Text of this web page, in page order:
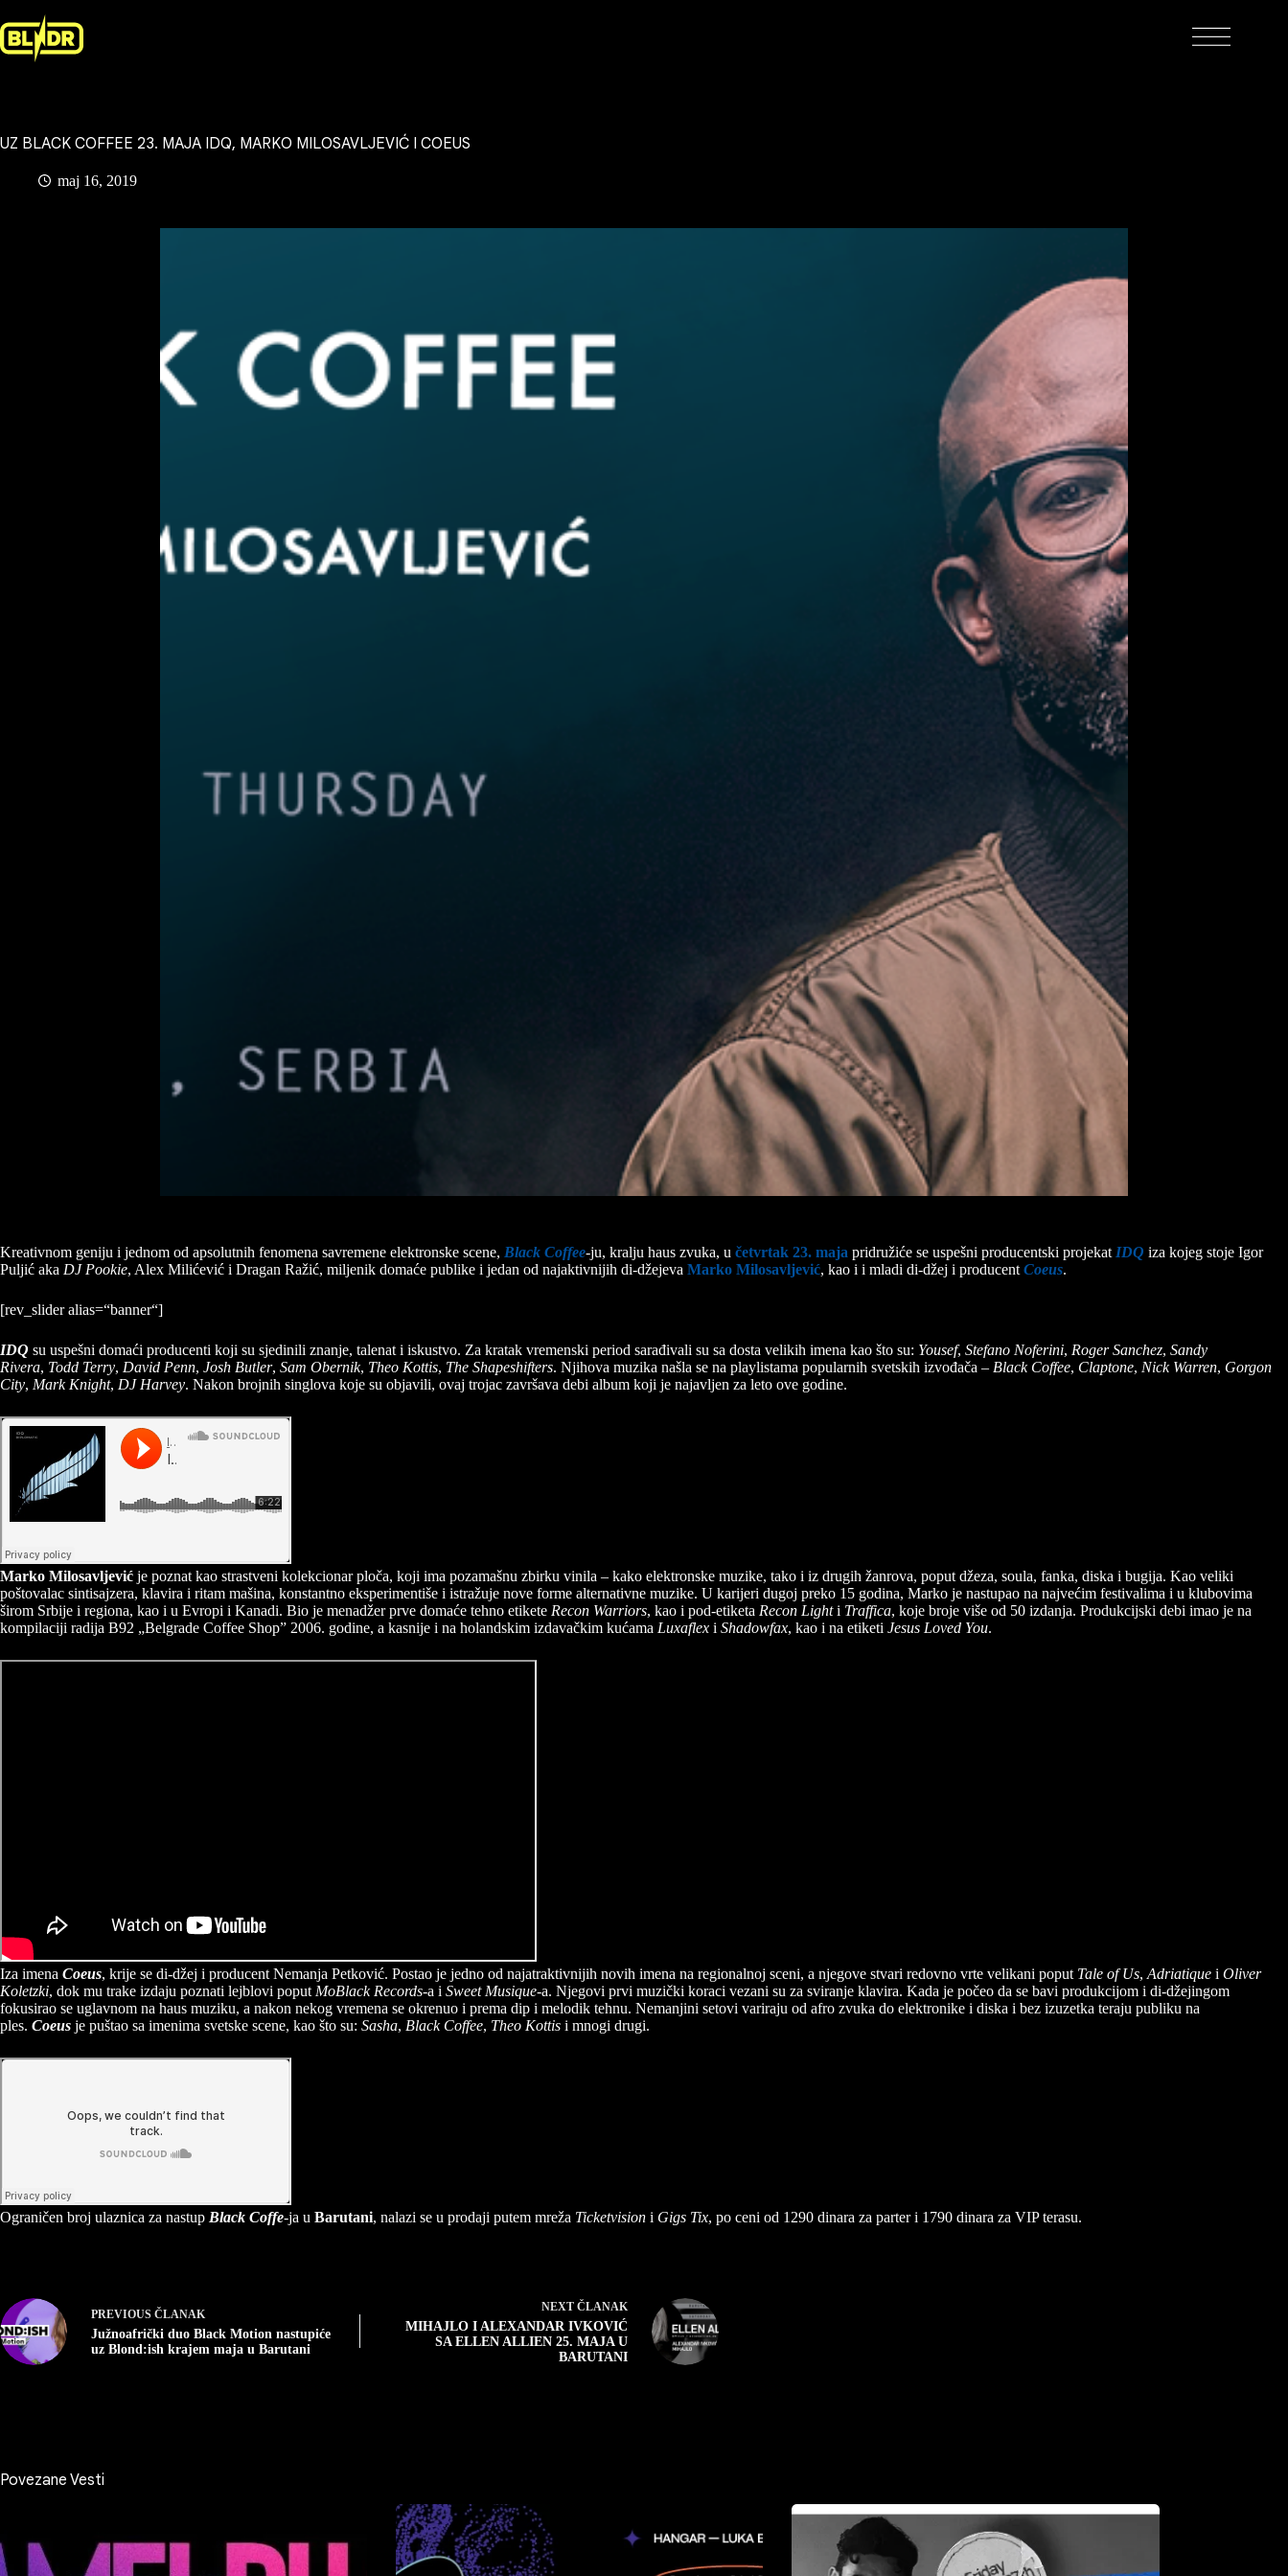
to
content
UZ BLACK COFFEE 23. MAJA IDQ, MARKO MILOSAVLJEVIĆ I COEUS
maj 16, 2019
Kreativnom geniju i jednom od apsolutnih fenomena savremene elektronske scene, Black Coffee-ju, kralju haus zvuka, u četvrtak 23. maja pridružiće se uspešni producentski projekat IDQ iza kojeg stoje Igor
Puljić aka DJ Pookie, Alex Milićević i Dragan Ražić, miljenik domaće publike i jedan od najaktivnijih di-džejeva Marko Milosavljević, kao i i mladi di-džej i producent Coeus.
[rev_slider alias=“banner“]
IDQ su uspešni domaći producenti koji su sjedinili znanje, talenat i iskustvo. Za kratak vremenski period sarađivali su sa dosta velikih imena kao što su: Yousef, Stefano Noferini, Roger Sanchez, Sandy
Rivera, Todd Terry, David Penn, Josh Butler, Sam Obernik, Theo Kottis, The Shapeshifters. Njihova muzika našla se na playlistama popularnih svetskih izvođača – Black Coffee, Claptone, Nick Warren, Gorgon
City, Mark Knight, DJ Harvey. Nakon brojnih singlova koje su objavili, ovaj trojac završava debi album koji je najavljen za leto ove godine.
Marko Milosavljević je poznat kao strastveni kolekcionar ploča, koji ima pozamašnu zbirku vinila – kako elektronske muzike, tako i iz drugih žanrova, poput džeza, soula, fanka, diska i bugija. Kao veliki
poštovalac sintisajzera, klavira i ritam mašina, konstantno eksperimentiše i istražuje nove forme alternativne muzike. U karijeri dugoj preko 15 godina, Marko je nastupao na najvećim festivalima i u klubovima
širom Srbije i regiona, kao i u Evropi i Kanadi. Bio je menadžer prve domaće tehno etikete Recon Warriors, kao i pod-etiketa Recon Lighti Traffica, koje broje više od 50 izdanja. Produkcijski debi imao je na
kompilaciji radija B92 „Belgrade Coffee Shop” 2006. godine, a kasnije i na holandskim izdavačkim kućama Luxaflex i Shadowfax, kao i na etiketi Jesus Loved You.
Iza imena Coeus, krije se di-džej i producent Nemanja Petković. Postao je jedno od najatraktivnijih novih imena na regionalnoj sceni, a njegove stvari redovno vrte velikani poput Tale of Us, Adriatique i Oliver
Koletzki, dok mu trake izdaju poznati lejblovi poput MoBlack Records-a i Sweet Musique-a. Njegovi prvi muzički koraci vezani su za sviranje klavira. Kada je počeo da se bavi produkcijom i di-džejingom
fokusirao se uglavnom na haus muziku, a nakon nekog vremena se okrenuo i prema dip i melodik tehnu. Nemanjini setovi variraju od afro zvuka do elektronike i diska i bez izuzetka teraju publiku na
ples. Coeus je puštao sa imenima svetske scene, kao što su: Sasha, Black Coffee, Theo Kottis i mnogi drugi.
Ograničen broj ulaznica za nastup Black Coffe-ja u Barutani, nalazi se u prodaji putem mreža Ticketvision i Gigs Tix, po ceni od 1290 dinara za parter i 1790 dinara za VIP terasu.
PREVIOUS ČLANAK
Južnoafrički duo Black Motion nastupiće
uz Blond:ish krajem maja u Barutani
NEXT ČLANAK
MIHAJLO I ALEXANDAR IVKOVIĆ
SA ELLEN ALLIEN 25. MAJA U
BARUTANI
Povezane Vesti